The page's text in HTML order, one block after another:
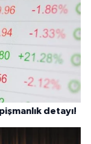
detayı!